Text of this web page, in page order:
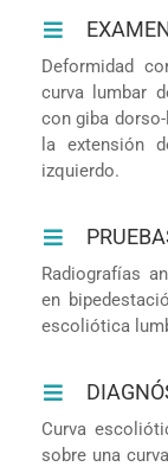
Deformidad
curva lumbar
con giba
la extensión
izquierdo.
Radiografías
en
escoliótica
Curva
sobre una